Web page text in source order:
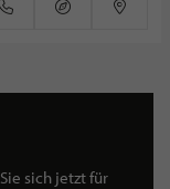
sich jetzt für